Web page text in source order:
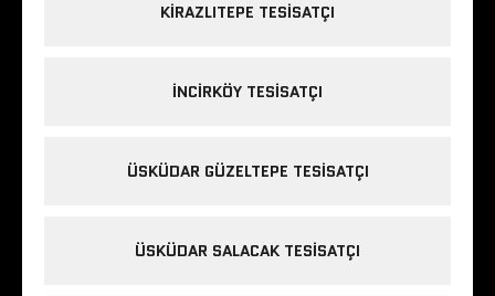
KIRAZLITEPE TESISATÇI
INCIRKÖY TESISATÇI
ÜSKÜDAR GÜZELTEPE TESISATÇI
ÜSKÜDAR SALACAK TESISATÇI